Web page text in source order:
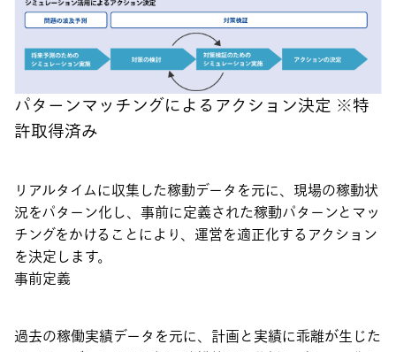
パターンマッチングによるアクション決定 ※特
許取得済み
リアルタイムに収集した稼動データを元に、現場の稼動状
況をパターン化し、事前に定義された稼動パターンとマッ
チングをかけることにより、運営を適正化するアクション
を決定します。
事前定義
過去の稼働実績データを元に、計画と実績に乖離が生じた